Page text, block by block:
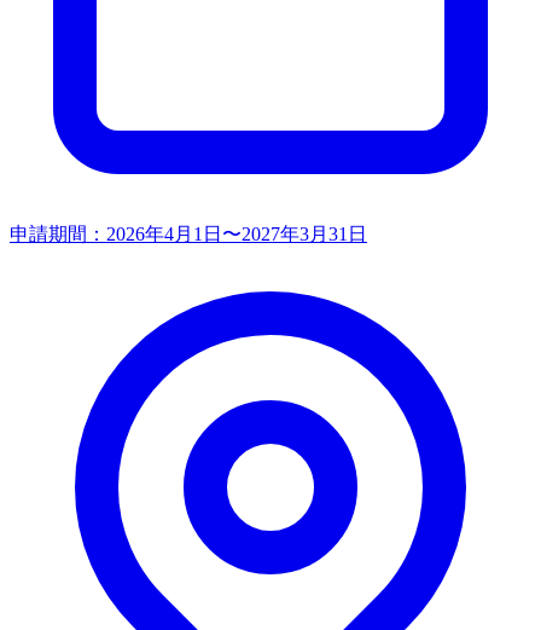
申請期間： 2026年4月1日〜2027年3月31日